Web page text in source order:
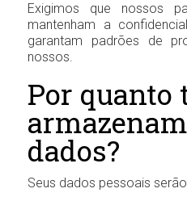
Exigimos que nossos
mantenham a
garantam padrões de
nossos.
Por quanto
dados?
Seus dados pessoais